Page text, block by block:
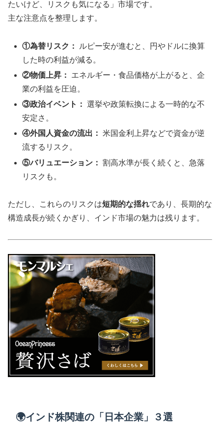
たいけど、リスクも気になる」市場です。
主な注意点を整理します。
①為替リスク：
ルピー安が進むと、円やドルに換算
した時の利益が減る。
②物価上昇：
エネルギー・食品価格が上がると、企
業の利益を圧迫。
③政治イベント： 選挙や政策転換による一時的な不
安定さ。
④外国人資金の流出： 米国金利上昇などで資金が逆
流するリスク。
⑤バリュエーション： 割高水準が長く続くと、急落
リスクも。
ただし、これらのリスクは短期的な揺れであり、長期的な
構造成長が続くかぎり、インド市場の魅力は残ります。
🌍インド株関連の「日本企業」３選